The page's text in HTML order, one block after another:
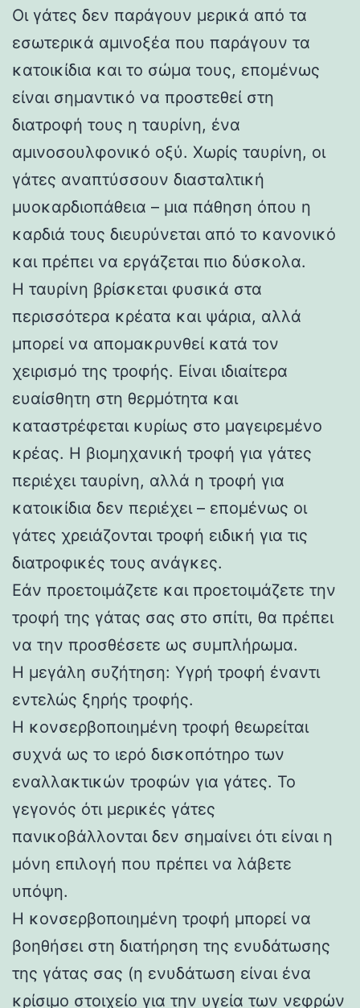
Οι γάτες δεν παράγουν μερικά από τα
εσωτερικά αμινοξέα που παράγουν τα
κατοικίδια και το σώμα τους, επομένως
είναι σημαντικό να προστεθεί στη
διατροφή τους η ταυρίνη, ένα
αμινοσουλφονικό οξύ. Χωρίς ταυρίνη, οι
γάτες αναπτύσσουν διασταλτική
μυοκαρδιοπάθεια – μια πάθηση όπου η
καρδιά τους διευρύνεται από το κανονικό
και πρέπει να εργάζεται πιο δύσκολα.
Η ταυρίνη βρίσκεται φυσικά στα
περισσότερα κρέατα και ψάρια, αλλά
μπορεί να απομακρυνθεί κατά τον
χειρισμό της τροφής. Είναι ιδιαίτερα
ευαίσθητη στη θερμότητα και
καταστρέφεται κυρίως στο μαγειρεμένο
κρέας. Η βιομηχανική τροφή για γάτες
περιέχει ταυρίνη, αλλά η τροφή για
κατοικίδια δεν περιέχει – επομένως οι
γάτες χρειάζονται τροφή ειδική για τις
διατροφικές τους ανάγκες.
Εάν προετοιμάζετε και προετοιμάζετε την
τροφή της γάτας σας στο σπίτι, θα πρέπει
να την προσθέσετε ως συμπλήρωμα.
Η μεγάλη συζήτηση: Υγρή τροφή έναντι
εντελώς ξηρής τροφής.
Η κονσερβοποιημένη τροφή θεωρείται
συχνά ως το ιερό δισκοπότηρο των
εναλλακτικών τροφών για γάτες. Το
γεγονός ότι μερικές γάτες
πανικοβάλλονται δεν σημαίνει ότι είναι η
μόνη επιλογή που πρέπει να λάβετε
υπόψη.
Η κονσερβοποιημένη τροφή μπορεί να
βοηθήσει στη διατήρηση της ενυδάτωσης
της γάτας σας (η ενυδάτωση είναι ένα
κρίσιμο στοιχείο για την υγεία των νεφρών